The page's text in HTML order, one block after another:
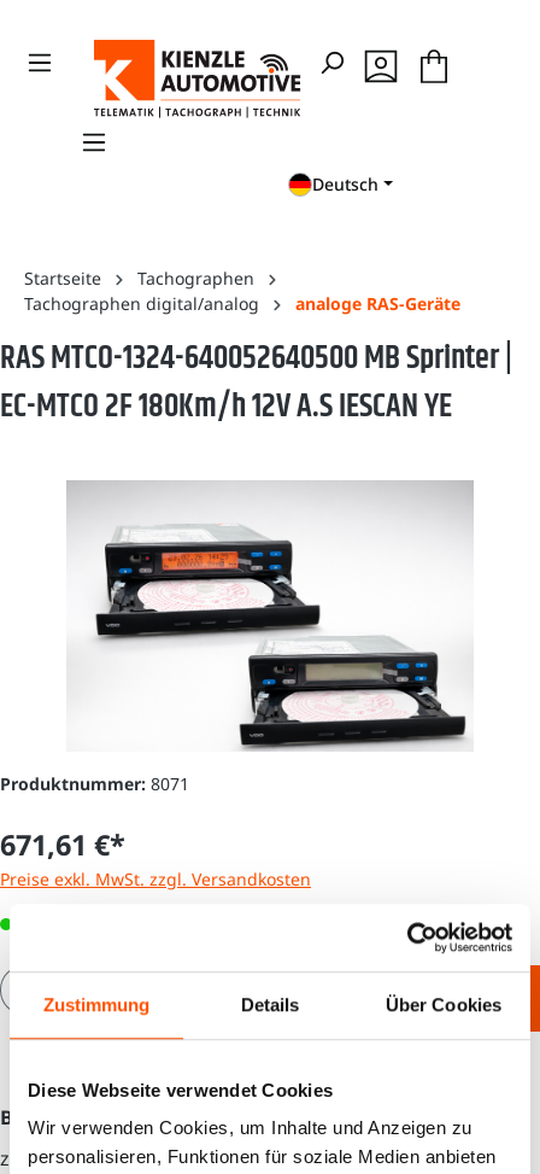
Zustimmung Details Über Cookies
Diese Webseite verwendet Cookies
Wir verwenden Cookies, um Inhalte und Anzeigen zu
personalisieren, Funktionen für soziale Medien anbieten
Deutsch
Startseite
Tachographen
Tachographen digital/analog
analoge RAS-Geräte
RAS MTCO-1324-640052640500 MB Sprinter |
EC-MTCO 2F 180Km/h 12V A.S IESCAN YE
Produktnummer: 8071
671,61 €*
Preise exkl. MwSt. zzgl. Versandkosten
Produkt Anzahl: Gib den gewünschten
In den Warenkorb
Beschreibung
zzgl. 300 € Pfand für die Vorablieferung.